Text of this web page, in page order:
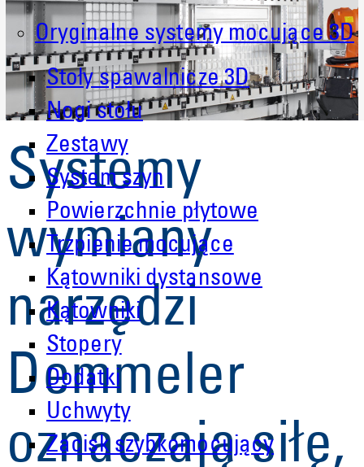
Oryginalne systemy mocujące 3D
Stoły spawalnicze 3D
Nogi stołu
Zestawy
System szyn
Powierzchnie płytowe
Trzpienie mocujące
Kątowniki dystansowe
Kątowniki
Stopery
Dodatki
Uchwyty
Zacisk szybkomocujący
Systemy
wymiany
narzędzi
Demmeler
oznaczają siłę,